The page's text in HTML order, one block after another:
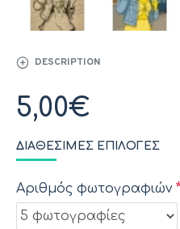
DESCRIPTION
5,00€
ΔΙΑΘΈΣΙΜΕΣ ΕΠΙΛΟΓΈΣ
Αριθμός φωτογραφιών